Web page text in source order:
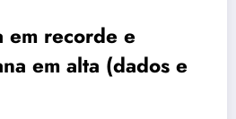
em recorde e
em alta (dados e